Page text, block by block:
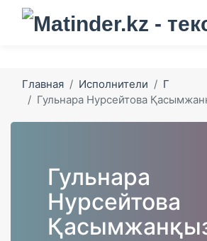
Главная Исполнители
Г
Гульнара Нурсейтова
Гульнара
Нурсейтова